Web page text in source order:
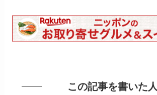
この記事を書いた人